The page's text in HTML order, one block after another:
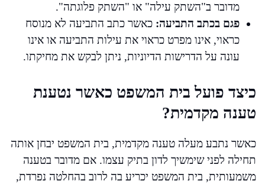
מדובר ב"השתק עילה" או "השתק פלוגתה".
פגם בכתב התביעה: כאשר כתב התביעה לא מנוסח
כראוי, אינו מפרט כראוי את עילות התביעה או אינו
עונה על הדרישות הדיוניות, ניתן לבקש את מחיקתו.
כיצד פועל בית המשפט כאשר נטענת
טענה מקדמית?
כאשר נתבע מעלה טענה מקדמית, בית המשפט יבחן אותה
תחילה לפני שימשיך לדון בתיק עצמו. אם מדובר בטענה
משמעותית, בית המשפט יכריע בה לרוב בהחלטה נפרדת,